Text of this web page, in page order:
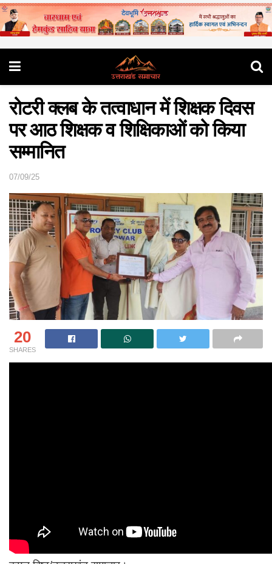
रोटरी क्लब के तत्वाधान में शिक्षक दिवस
पर आठ शिक्षक व शिक्षिकाओं को किया
सम्मानित
07/09/25
20
SHARES